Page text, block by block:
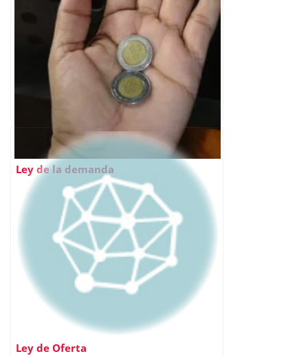
Ley de la demanda
Ley de Oferta